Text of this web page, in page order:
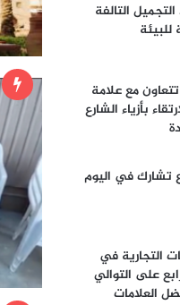
التالفة
مع علامة
بأزياء الشارع
تشارك في اليوم
التجارية في
على التوالي
العلامات